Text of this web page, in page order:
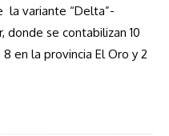
la variante “Delta”-
donde se contabilizan 10
en la provincia El Oro y 2